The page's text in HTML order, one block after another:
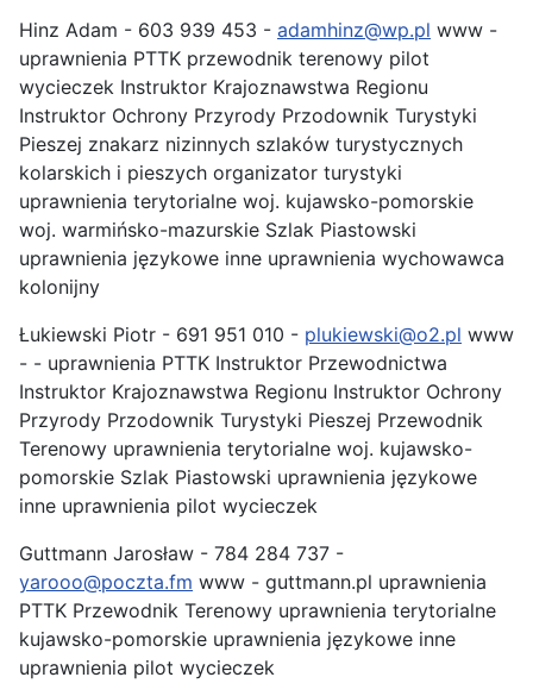
Hinz Adam - 603 939 453 - adamhinz@wp.pl www -
uprawnienia PTTK przewodnik terenowy pilot
wycieczek Instruktor Krajoznawstwa Regionu
Instruktor Ochrony Przyrody Przodownik Turystyki
Pieszej znakarz nizinnych szlaków turystycznych
kolarskich i pieszych organizator turystyki
uprawnienia terytorialne woj. kujawsko-pomorskie
woj. warmińsko-mazurskie Szlak Piastowski
uprawnienia językowe inne uprawnienia wychowawca
kolonijny
Łukiewski Piotr - 691 951 010 - plukiewski@o2.pl www
- - uprawnienia PTTK Instruktor Przewodnictwa
Instruktor Krajoznawstwa Regionu Instruktor Ochrony
Przyrody Przodownik Turystyki Pieszej Przewodnik
Terenowy uprawnienia terytorialne woj. kujawsko-
pomorskie Szlak Piastowski uprawnienia językowe
inne uprawnienia pilot wycieczek
Guttmann Jarosław - 784 284 737 -
yarooo@poczta.fm www - guttmann.pl uprawnienia
PTTK Przewodnik Terenowy uprawnienia terytorialne
kujawsko-pomorskie uprawnienia językowe inne
uprawnienia pilot wycieczek